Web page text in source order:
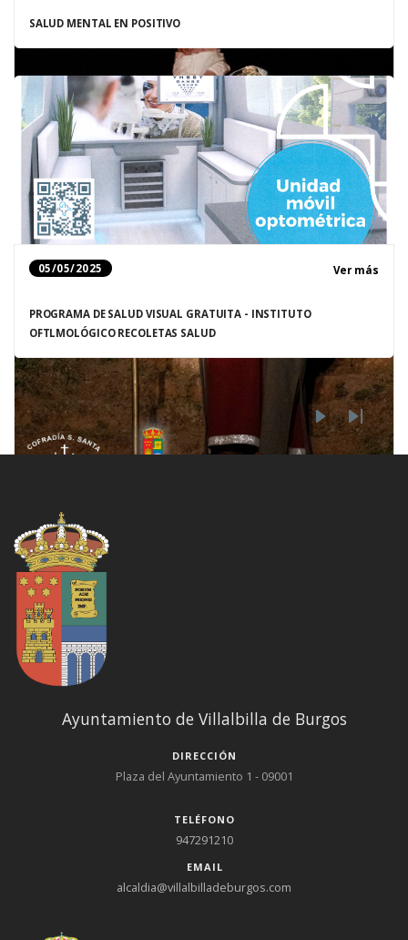
SALUD MENTAL EN POSITIVO
05/05/2025 Ver más
PROGRAMA DE SALUD VISUAL GRATUITA - INSTITUTO
OFTLMOLÓGICO RECOLETAS SALUD
Archivos adjuntos
La Escuela Infantil LOS PATITOS NO se CIERRA
Paginación
Primera página
Página anterior
Page
1 Page
2 Página
3
Ayuntamiento de Villalbilla de Burgos
DIRECCIÓN
Plaza del Ayuntamiento 1 - 09001
TELÉFONO
947291210
EMAIL
alcaldia@villalbilladeburgos.com